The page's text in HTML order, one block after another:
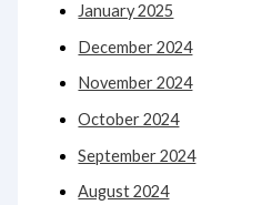
January 2025
December 2024
November 2024
October 2024
September 2024
August 2024